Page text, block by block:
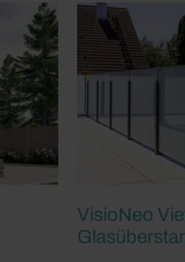
VisioNeo